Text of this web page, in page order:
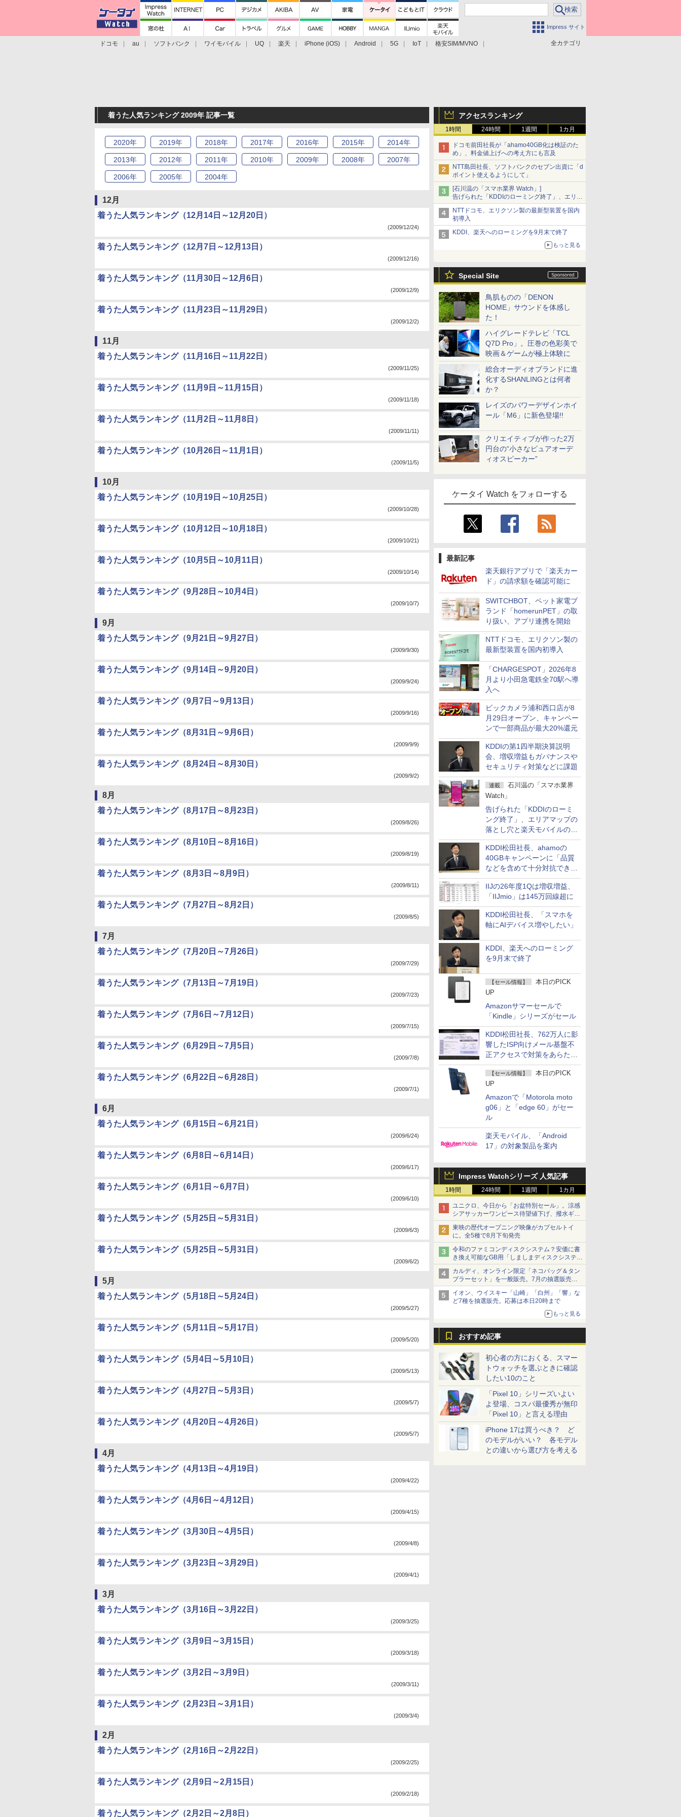
Impress サイト
全カテゴリ
ドコモ au ソフトバンク ワイモバイル UQ 楽天 iPhone (iOS) Android 5G IoT
格安SIM/MVNO
アクセスランキング
1時間 24時間 1週間 1カ月
ドコモ前田社長が「ahamo40GB化は検証のた
め」、料金値上げへの考え方にも言及
NTT島田社長、ソフトバンクのセブン出資に「d
ポイント使えるようにして」
[石川温の「スマホ業界 Watch」]
告げられた「KDDIのローミング終了」、エリア
マップの落とし穴と楽天モバイルの課題
NTTドコモ、エリクソン製の最新型装置を国内
初導入
KDDI、楽天へのローミングを9月末で終了
もっと見る
Special Site
鳥肌ものの「DENON
HOME」サウンドを体感し
た！
ハイグレードテレビ「TCL
Q7D Pro」。圧巻の色彩美で
映画＆ゲームが極上体験に
総合オーディオブランドに進
化するSHANLINGとは何者
か？
レイズのパワーデザインホイ
ール「M6」に新色登場!!
クリエイティブが作った2万
円台の“小さなピュアオーデ
ィオスピーカー”
ケータイ Watch をフォローする
最新記事
楽天銀行アプリで「楽天カー
ド」の請求額を確認可能に
SWITCHBOT、ペット家電ブ
ランド「homerunPET」の取
り扱い、アプリ連携を開始
NTTドコモ、エリクソン製の
最新型装置を国内初導入
「CHARGESPOT」2026年8
月より小田急電鉄全70駅へ導
入へ
ビックカメラ浦和西口店が8
月29日オープン、キャンペー
ンで一部商品が最大20%還元
KDDIの第1四半期決算説明
会、増収増益もガバナンスや
セキュリティ対策などに課題
連載
石川温の「スマホ業界
Watch」
告げられた「KDDIのローミ
ング終了」、エリアマップの
落とし穴と楽天モバイルの課
題
KDDI松田社長、ahamoの
40GBキャンペーンに「品質
などを含めて十分対抗でき
る」
IIJの26年度1Qは増収増益、
「IIJmio」は145万回線超に
KDDI松田社長、「スマホを
軸にAIデバイス増やしたい」
KDDI、楽天へのローミング
を9月末で終了
【セール情報】
本日のPICK
UP
Amazonサマーセールで
「Kindle」シリーズがセール
KDDI松田社長、762万人に影
響したISP向けメール基盤不
正アクセスで対策をあらため
て説明
【セール情報】
本日のPICK
UP
Amazonで「Motorola moto
g06」と「edge 60」がセー
ル
楽天モバイル、「Android
17」の対象製品を案内
Impress Watchシリーズ 人気記事
1時間 24時間 1週間 1カ月
ユニクロ、今日から「お盆特別セール」。涼感
シアサッカーワンピース待望値下げ、撥水ギア
ショーツは1990円に
東映の歴代オープニング映像がカプセルトイ
に。全5種で8月下旬発売
令和のファミコンディスクシステム？安価に書
き換え可能なGB用「しましまディスクシステ
ム」
カルディ、オンライン限定「ネコバッグ＆タン
ブラーセット」を一般販売。7月の抽選販売の
当選無効分
イオン、ウイスキー「山崎」「白州」「響」な
ど7種を抽選販売。応募は本日20時まで
もっと見る
おすすめ記事
初心者の方におくる、スマー
トウォッチを選ぶときに確認
したい10のこと
「Pixel 10」シリーズいよい
よ登場、コスパ最優秀が無印
「Pixel 10」と言える理由
iPhone 17は買うべき？ ど
のモデルがいい？ 各モデル
との違いから選び方を考える
着うた人気ランキング 2009年 記事一覧
2020年 2019年 2018年 2017年 2016年 2015年 2014年
2013年 2012年 2011年 2010年 2009年 2008年 2007年
2006年 2005年 2004年
12月
着うた人気ランキング（12月14日～12月20日）
(2009/12/24)
着うた人気ランキング（12月7日～12月13日）
(2009/12/16)
着うた人気ランキング（11月30日～12月6日）
(2009/12/9)
着うた人気ランキング（11月23日～11月29日）
(2009/12/2)
11月
着うた人気ランキング（11月16日～11月22日）
(2009/11/25)
着うた人気ランキング（11月9日～11月15日）
(2009/11/18)
着うた人気ランキング（11月2日～11月8日）
(2009/11/11)
着うた人気ランキング（10月26日～11月1日）
(2009/11/5)
10月
着うた人気ランキング（10月19日～10月25日）
(2009/10/28)
着うた人気ランキング（10月12日～10月18日）
(2009/10/21)
着うた人気ランキング（10月5日～10月11日）
(2009/10/14)
着うた人気ランキング（9月28日～10月4日）
(2009/10/7)
9月
着うた人気ランキング（9月21日～9月27日）
(2009/9/30)
着うた人気ランキング（9月14日～9月20日）
(2009/9/24)
着うた人気ランキング（9月7日～9月13日）
(2009/9/16)
着うた人気ランキング（8月31日～9月6日）
(2009/9/9)
着うた人気ランキング（8月24日～8月30日）
(2009/9/2)
8月
着うた人気ランキング（8月17日～8月23日）
(2009/8/26)
着うた人気ランキング（8月10日～8月16日）
(2009/8/19)
着うた人気ランキング（8月3日～8月9日）
(2009/8/11)
着うた人気ランキング（7月27日～8月2日）
(2009/8/5)
7月
着うた人気ランキング（7月20日～7月26日）
(2009/7/29)
着うた人気ランキング（7月13日～7月19日）
(2009/7/23)
着うた人気ランキング（7月6日～7月12日）
(2009/7/15)
着うた人気ランキング（6月29日～7月5日）
(2009/7/8)
着うた人気ランキング（6月22日～6月28日）
(2009/7/1)
6月
着うた人気ランキング（6月15日～6月21日）
(2009/6/24)
着うた人気ランキング（6月8日～6月14日）
(2009/6/17)
着うた人気ランキング（6月1日～6月7日）
(2009/6/10)
着うた人気ランキング（5月25日～5月31日）
(2009/6/3)
着うた人気ランキング（5月25日～5月31日）
(2009/6/2)
5月
着うた人気ランキング（5月18日～5月24日）
(2009/5/27)
着うた人気ランキング（5月11日～5月17日）
(2009/5/20)
着うた人気ランキング（5月4日～5月10日）
(2009/5/13)
着うた人気ランキング（4月27日～5月3日）
(2009/5/7)
着うた人気ランキング（4月20日～4月26日）
(2009/5/7)
4月
着うた人気ランキング（4月13日～4月19日）
(2009/4/22)
着うた人気ランキング（4月6日～4月12日）
(2009/4/15)
着うた人気ランキング（3月30日～4月5日）
(2009/4/8)
着うた人気ランキング（3月23日～3月29日）
(2009/4/1)
3月
着うた人気ランキング（3月16日～3月22日）
(2009/3/25)
着うた人気ランキング（3月9日～3月15日）
(2009/3/18)
着うた人気ランキング（3月2日～3月9日）
(2009/3/11)
着うた人気ランキング（2月23日～3月1日）
(2009/3/4)
2月
着うた人気ランキング（2月16日～2月22日）
(2009/2/25)
着うた人気ランキング（2月9日～2月15日）
(2009/2/18)
着うた人気ランキング（2月2日～2月8日）